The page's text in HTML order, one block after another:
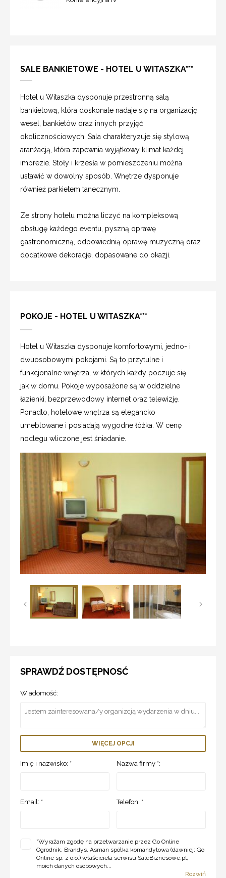
SALE BANKIETOWE - HOTEL U WITASZKA***
Hotel u Witaszka dysponuje przestronną salą
bankietową, która doskonale nadaje się na organizację
wesel, bankietów oraz innych przyjęć
okolicznościowych. Sala charakteryzuje się stylową
aranżacją, która zapewnia wyjątkowy klimat każdej
imprezie. Stoły i krzesła w pomieszczeniu można
ustawić w dowolny sposób. Wnętrze dysponuje
również parkietem tanecznym.
Ze strony hotelu można liczyć na kompleksową
obsługę każdego eventu, pyszną oprawę
gastronomiczną, odpowiednią oprawę muzyczną oraz
dodatkowe dekoracje, dopasowane do okazji.
POKOJE - HOTEL U WITASZKA***
Hotel u Witaszka dysponuje komfortowymi, jedno- i
dwuosobowymi pokojami. Są to przytulne i
funkcjonalne wnętrza, w których każdy poczuje się
jak w domu. Pokoje wyposażone są w oddzielne
łazienki, bezprzewodowy internet oraz telewizję.
Ponadto, hotelowe wnętrza są elegancko
umeblowane i posiadają wygodne łóżka. W cenę
noclegu wliczone jest śniadanie.
SPRAWDŹ DOSTĘPNOSĆ
Wiadomość:
WIĘCEJ OPCJI
Imię i nazwisko: * Nazwa firmy *:
Email: * Telefon: *
*Wyrażam zgodę na przetwarzanie przez Go Online
Ogrodnik, Brandys, Asman spółka komandytowa (dawniej: Go
Online sp. z o.o.) właściciela serwisu SaleBiznesowe.pl,
moich danych osobowych...
Rozwiń